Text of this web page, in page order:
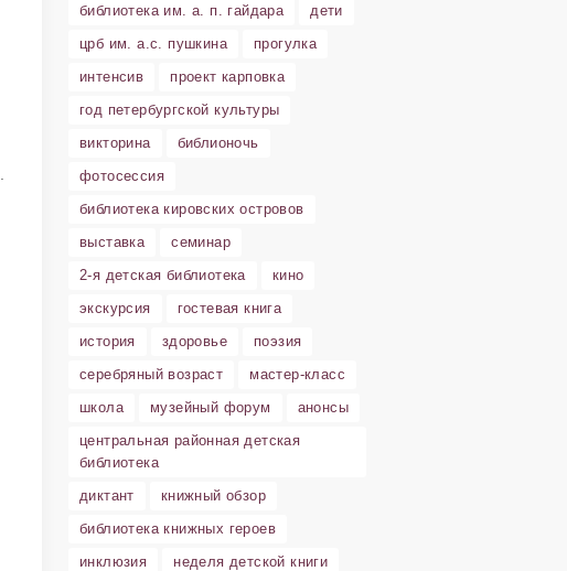
библиотека им. а. п. гайдара
дети
црб им. а.с. пушкина
прогулка
интенсив
проект карповка
год петербургской культуры
викторина
библионочь
фотосессия
библиотека кировских островов
выставка
семинар
2-я детская библиотека
кино
экскурсия
гостевая книга
история
здоровье
поэзия
серебряный возраст
мастер-класс
школа
музейный форум
анонсы
центральная районная детская
библиотека
диктант
книжный обзор
библиотека книжных героев
инклюзия
неделя детской книги